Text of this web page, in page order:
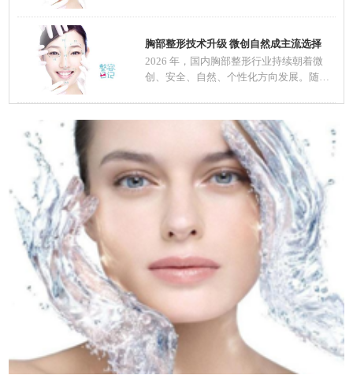
胸部整形技术升级 微创自然成主流选择
2026 年，国内胸部整形行业持续朝着微
创、安全、自然、个性化方向发展。随着